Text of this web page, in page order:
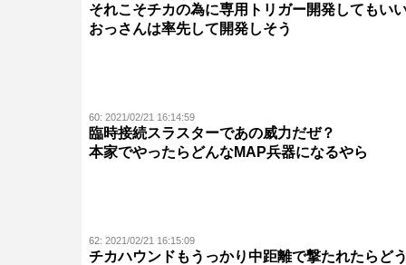
それこそチカの為に専用トリガー開発してもい
おっさんは率先して開発しそう
60: 2021/02/21 16:14:59
臨時接続スラスターであの威力だぜ？
本家でやったらどんなMAP兵器になるやら
62: 2021/02/21 16:15:09
チカハウンドもうっかり中距離で撃たれたらど